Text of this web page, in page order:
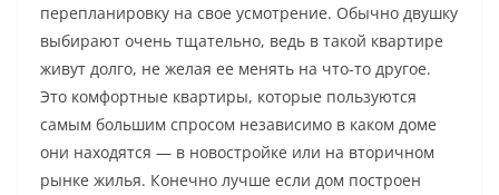
перепланировку на свое усмотрение. Обычно двушку
выбирают очень тщательно, ведь в такой квартире
живут долго, не желая ее менять на что-то другое.
Это комфортные квартиры, которые пользуются
самым большим спросом независимо в каком доме
они находятся — в новостройке или на вторичном
рынке жилья. Конечно лучше если дом построен